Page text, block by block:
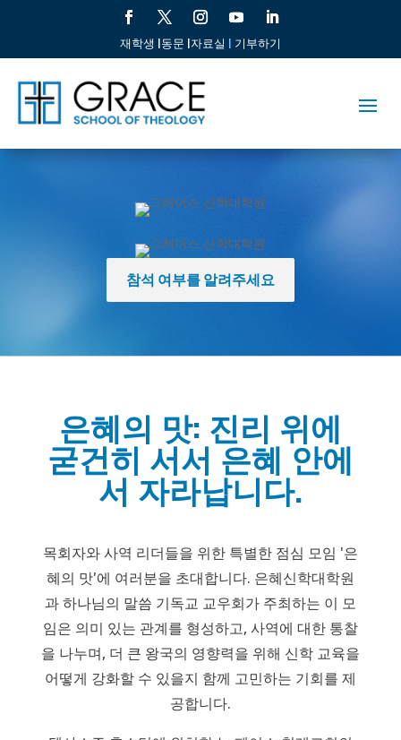
재학생 |동문 |자료실 | 기부하기
참석 여부를 알려주세요
은혜의 맛: 진리 위에
굳건히 서서 은혜 안에
서 자라납니다.
목회자와 사역 리더들을 위한 특별한 점심 모임 '은
혜의 맛'에 여러분을 초대합니다. 은혜신학대학원
과 하나님의 말씀 기독교 교우회가 주최하는 이 모
임은 의미 있는 관계를 형성하고, 사역에 대한 통찰
을 나누며, 더 큰 왕국의 영향력을 위해 신학 교육을
어떻게 강화할 수 있을지 함께 고민하는 기회를 제
공합니다.